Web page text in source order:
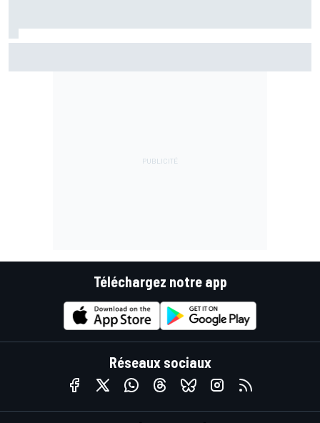
Téléchargez notre app
Réseaux sociaux